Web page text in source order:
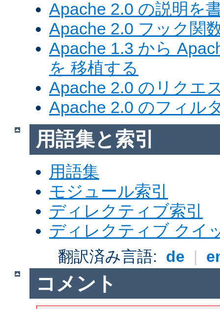
Apache 2.0 の説明を
Apache 2.0 フック関
Apache 1.3 から
を 移植する
Apache 2.0 のリクエ
Apache 2.0 のフィル
用語集と索引
用語集
モジュール索引
ディレクティブ索引
ディレクティブ クイ
翻訳済み言語: de |
コメント